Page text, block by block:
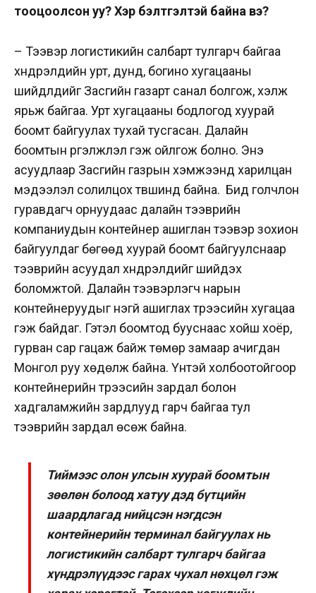
тооцоолсон уу? Хэр бэлтгэлтэй байна вэ?
– Тээвэр логистикийн салбарт тулгарч байгаа
хүндрэлүүдийн урт, дунд, богино хугацааны
шийдлүүдийг Засгийн газарт санал болгож, хэлж
ярьж байгаа. Урт хугацааны бодлогод хуурай
боомт байгуулах тухай тусгасан. Далайн
боомтын үргэлжлэл гэж ойлгож болно. Энэ
асуудлаар Засгийн газрын хэмжээнд харилцан
мэдээлэл солилцох түвшинд байна. Бид голчлон
гуравдагч орнуудаас далайн тээврийн
компаниудын контейнер ашиглан тээвэр зохион
байгуулдаг бөгөөд хуурай боомт байгуулснаар
тээврийн асуудал хүндрэлүүдийг шийдэх
боломжтой. Далайн тээвэрлэгч нарын
контейнеруудыг үнэгүй ашиглах түрээсийн хугацаа
гэж байдаг. Гэтэл боомтод бууснаас хойш хоёр,
гурван сар гацаж байж төмөр замаар ачигдан
Монгол руу хөдөлж байна. Үүнтэй холбоотойгоор
контейнерийн түрээсийн зардал болон
хадгаламжийн зардлууд гарч байгаа тул
тээврийн зардал өсөж байна.
Тиймээс олон улсын хуурай боомтын
зөөлөн болоод хатуу дэд бүтцийн
шаардлагад нийцсэн нэгдсэн
контейнерийн терминал байгуулах нь
логистикийн салбарт тулгарч байгаа
хүндрэлүүдээс гарах чухал нөхцөл гэж